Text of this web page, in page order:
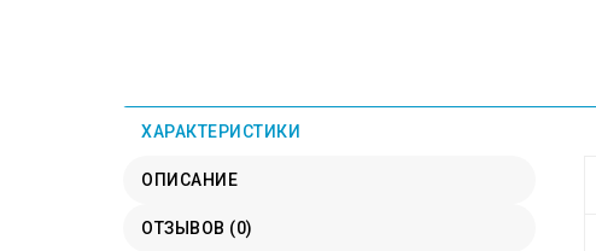
ХАРАКТЕРИСТИКИ
ОПИСАНИЕ
ОТЗЫВОВ (0)